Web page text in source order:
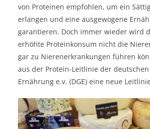
von Proteinen empfohlen, um ein
erlangen und eine ausgewogene
garantieren. Doch immer wieder wird
erhöhte Proteinkonsum nicht die
gar zu Nierenerkrankungen führen
aus der Protein-Leitlinie der
Ernährung e.v. (DGE) eine neue